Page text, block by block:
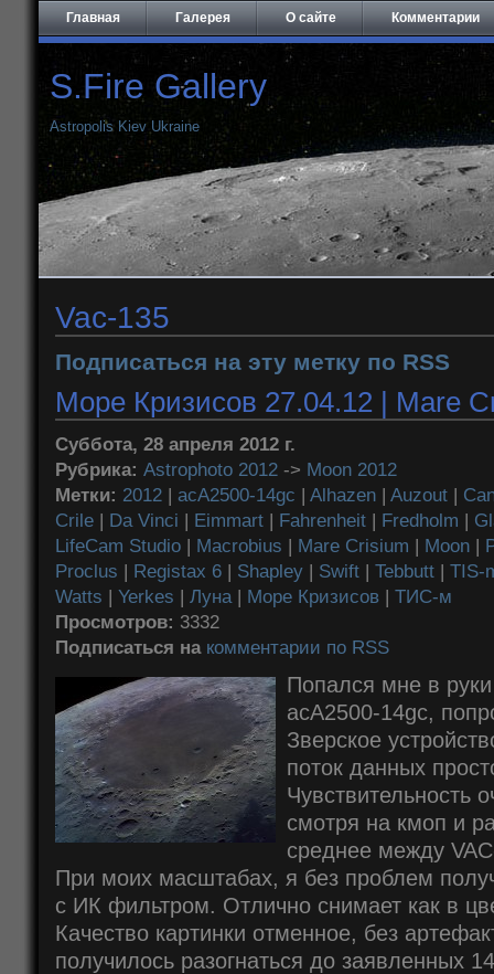
Главная Галерея О сайте Комментарии
S.Fire Gallery
Astropolis Kiev Ukraine
Vac-135
Подписаться на эту метку по RSS
Море Кризисов 27.04.12 | Mare
Суббота, 28 апреля 2012 г.
Рубрика: Astrophoto 2012 -> Moon 2012
Метки: 2012 | acA2500-14gc | Alhazen | Auzout |
Crile | Da Vinci | Eimmart | Fahrenheit | Fredholm |
LifeCam Studio | Macrobius | Mare Crisium | Moon |
Proclus | Registax 6 | Shapley | Swift | Tebbutt | TIS-
Watts | Yerkes | Луна| Море Кризисов | ТИС-м
Просмотров: 3332
Подписаться на комментарии по RSS
Попался мне в
acA2500-14gc,
Зверское
поток данных
Чувствительность
смотря на кмоп и
среднее между
При моих масштабах, я без проблем
с ИК фильтром. Отлично снимает как в
Качество картинки отменное, без
получилось разогнаться до заявленных